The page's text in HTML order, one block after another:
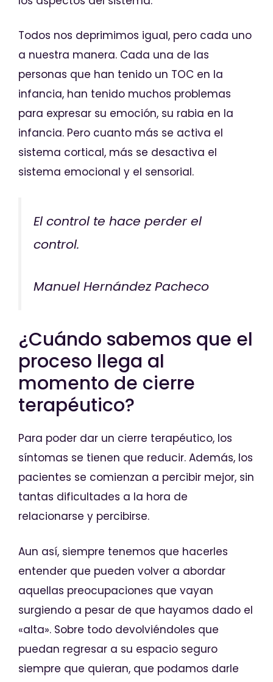
Todos nos deprimimos igual, pero cada uno
a nuestra manera. Cada una de las
personas que han tenido un TOC en la
infancia, han tenido muchos problemas
para expresar su emoción, su rabia en la
infancia. Pero cuanto más se activa el
sistema cortical, más se desactiva el
sistema emocional y el sensorial.
El control te hace perder el
control.
Manuel Hernández Pacheco
¿Cuándo sabemos que el
proceso llega al
momento de cierre
terapéutico?
Para poder dar un cierre terapéutico, los
síntomas se tienen que reducir. Además, los
pacientes se comienzan a percibir mejor, sin
tantas dificultades a la hora de
relacionarse y percibirse.
Aun así, siempre tenemos que hacerles
entender que pueden volver a abordar
aquellas preocupaciones que vayan
surgiendo a pesar de que hayamos dado el
«alta». Sobre todo devolviéndoles que
puedan regresar a su espacio seguro
siempre que quieran, que podamos darle